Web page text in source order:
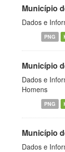
Município
Dados e
PNG
Município
Dados e
Homens
PNG
Município
Dados e